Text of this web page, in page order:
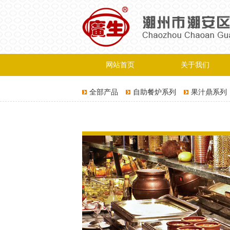
网站首页 关于我们
全部产品 自助餐炉系列 果汁鼎系列